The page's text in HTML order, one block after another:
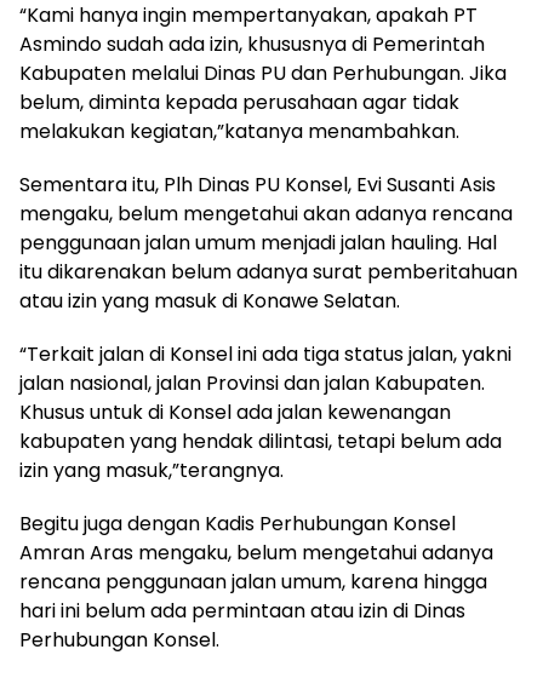
“Kami hanya ingin mempertanyakan, apakah PT
Asmindo sudah ada izin, khususnya di Pemerintah
Kabupaten melalui Dinas PU dan Perhubungan. Jika
belum, diminta kepada perusahaan agar tidak
melakukan kegiatan,”katanya menambahkan.
Sementara itu, Plh Dinas PU Konsel, Evi Susanti Asis
mengaku, belum mengetahui akan adanya rencana
penggunaan jalan umum menjadi jalan hauling. Hal
itu dikarenakan belum adanya surat pemberitahuan
atau izin yang masuk di Konawe Selatan.
“Terkait jalan di Konsel ini ada tiga status jalan, yakni
jalan nasional, jalan Provinsi dan jalan Kabupaten.
Khusus untuk di Konsel ada jalan kewenangan
kabupaten yang hendak dilintasi, tetapi belum ada
izin yang masuk,”terangnya.
Begitu juga dengan Kadis Perhubungan Konsel
Amran Aras mengaku, belum mengetahui adanya
rencana penggunaan jalan umum, karena hingga
hari ini belum ada permintaan atau izin di Dinas
Perhubungan Konsel.